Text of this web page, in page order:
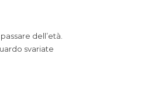
dell’età.
svariate